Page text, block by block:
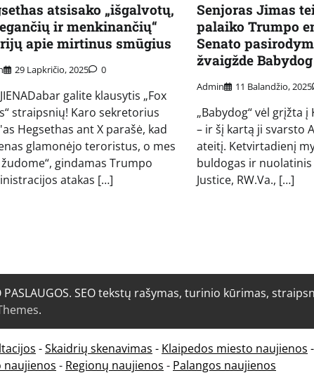
atsisako „išgalvotų,
ir menkinančių“
apie mirtinus smūgius
29 Lapkričio, 2025 0
galite klausytis „Fox
straipsnių! Karo sekretorius
Hegsethas ant X parašė, kad
glamonėjo teroristus, o mes
gindamas Trumpo
atakas […]
Senjoras Jimas
palaiko Trumpo
Senato
žvaigžde Babydog
Admin 11 Balandžio, 2025
„Babydog“ vėl grįžta
– ir šį kartą ji svarsto
ateitį. Ketvirtadienį
buldogas ir nuolatinis
Justice, RW.Va., […]
PASLAUGOS. SEO tekstų rašymas, turinio kūrimas,
.
-Skaidrių skenavimas - Klaipedos miesto naujienos -
naujienos - Regionų naujienos - Palangos naujienos